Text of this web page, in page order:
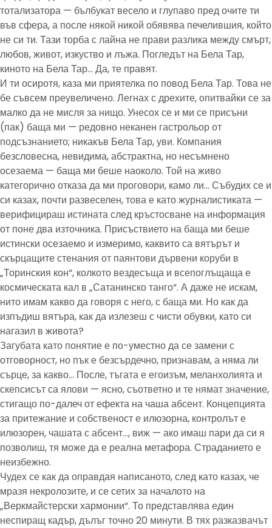
тотализатора — бълбукат весело и глупаво пред очите ти
във сфера, а после някой никой обявява печелившия, който
не си ти. Тази торба с лайна не прави разлика между смърт,
любов, живот, изкуство и лъжа. Погледът на Бела Тар,
киното на Бела Тар… Да, те правят.
И ти осиротя, каза ми приятелка по повод Бела Тар. Това не
бе съвсем преувеличено. Легнах с дрехите, опитвайки се за
малко да не мисля за нищо. Унесох се и ми се присъни
(пак) баща ми — редовно неканен гастрольор от
подсъзнанието; никакъв Бела Тар, уви. Компания
безсловесна, невидима, абстрактна, но несъмнено
осезаема — баща ми беше наоколо. Той на живо
категорично отказа да ми проговори, камо ли… Събудих се и
си казах, почти развеселен, това е като журналистиката —
верифицираш истината след кръстосване на информация
от поне два източника. Присъствието на баща ми беше
истински осезаемо и измеримо, каквито са вятърът и
скърцащите стенания от паянтови дървени коруби в
„Торинския кон“, колкото вездесъща и всепоглъщаща е
космическата кал в „Сатанинско танго“. А даже не искам,
нито имам какво да говоря с него, с баща ми. Но как да
изпъдиш вятъра, как да излезеш с чисти обувки, като си
нагазил в живота?
Загубата като понятие е по-уместно да се замени с
отговорност, но пък е безсърдечно, признавам, а няма ли
сърце, за какво… После, тъгата е егоизъм, меланхолията и
скепсисът са ялови — ясно, съответно и те нямат значение,
стигащо по-далеч от ефекта на чаша абсент. Концепцията
за притежание и собственост е илюзорна, контролът е
илюзорен, чашата с абсент…, виж — ако имаш пари да си я
позволиш, тя може да е реална метафора. Страданието е
неизбежно.
Чудех се как да оправдая написаното, след като казах, че
мразя некролозите, и се сетих за началото на
„Веркмайстерски хармонии“. То представлява един
неспиращ кадър, дълъг точно 20 минути. В тях разказвачът